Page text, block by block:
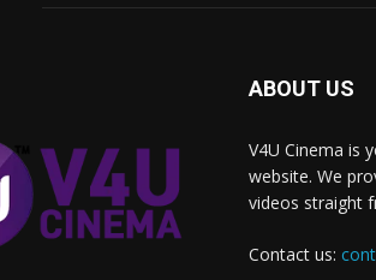
ABOUT US
V4U Cinema is
website. We
videos straight
Contact us: